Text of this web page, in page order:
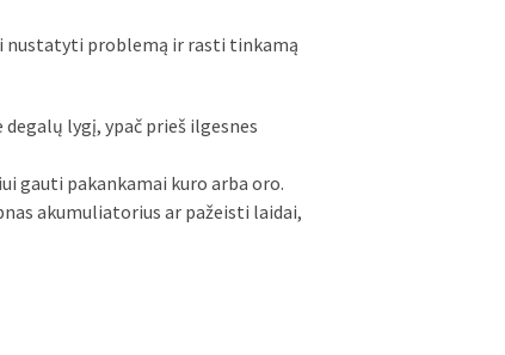
nustatyti problemą ir rasti tinkamą
lygį, ypač prieš ilgesnes
gauti pakankamai kuro arba oro.
akumuliatorius ar pažeisti laidai,